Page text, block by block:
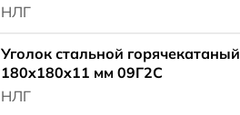
НЛГ
Уголок стальной горячекатаный
180x180x11 мм 09Г2С
НЛГ